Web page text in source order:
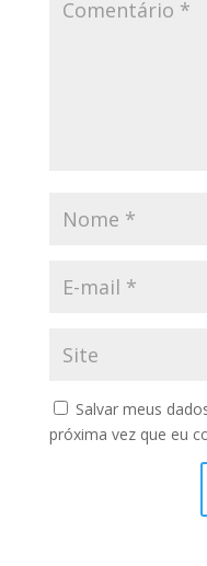
Salvar meus
próxima vez que eu